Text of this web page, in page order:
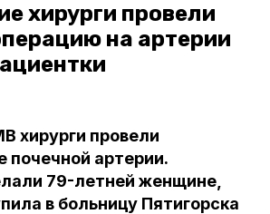
хирурги провели
на артерии
хирурги провели
почечной артерии.
79-летней женщине,
в больницу Пятигорска